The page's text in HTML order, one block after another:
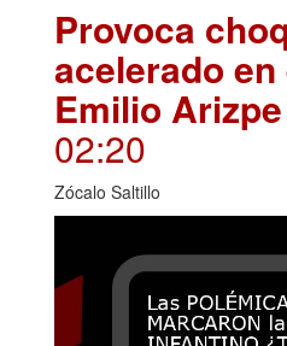
Provoca
acelerado
Emilio
02:20
Zócalo Saltillo